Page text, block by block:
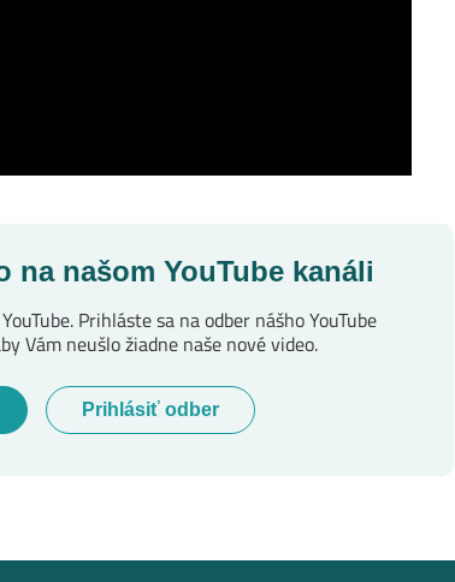
na našom YouTube kanáli
Prihláste sa na odber nášho YouTube
Vám neušlo žiadne naše nové video.
Prihlásiť odber